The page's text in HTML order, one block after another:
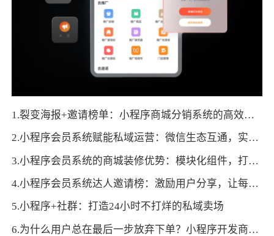
1.裂变海报+邀请榜单：小程序商城分销系统的高效促活逻辑与落地方法
2.小程序会员系统赋能私域运营：微信生态互通，实现流量沉淀与高效转化
3.小程序会员系统的商城装修优势：模块化组件，打造个性化品牌展示页面
4.小程序会员系统达人邀请榜：激励用户分享，让每个会员都成为推广者
5.小程序+社群：打造24小时不打烊的私域卖场
6.为什么用户总在最后一步放弃下单？小程序开发商城的心理博弈：拆解决策阻力，让消费更顺畅